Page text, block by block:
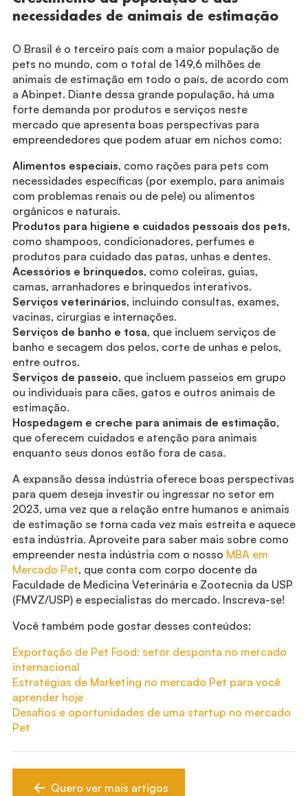
necessidades de animais de estimação
O Brasil é o terceiro país com a maior população de
pets no mundo, com o total de 149,6 milhões de
animais de estimação em todo o país, de acordo com
a Abinpet. Diante dessa grande população, há uma
forte demanda por produtos e serviços neste
mercado que apresenta boas perspectivas para
empreendedores que podem atuar em nichos como:
Alimentos especiais, como rações para pets com
necessidades específicas (por exemplo, para animais
com problemas renais ou de pele) ou alimentos
orgânicos e naturais.
Produtos para higiene e cuidados pessoais dos pets,
como shampoos, condicionadores, perfumes e
produtos para cuidado das patas, unhas e dentes.
Acessórios e brinquedos, como coleiras, guias,
camas, arranhadores e brinquedos interativos.
Serviços veterinários, incluindo consultas, exames,
vacinas, cirurgias e internações.
Serviços de banho e tosa, que incluem serviços de
banho e secagem dos pelos, corte de unhas e pelos,
entre outros.
Serviços de passeio, que incluem passeios em grupo
ou individuais para cães, gatos e outros animais de
estimação.
Hospedagem e creche para animais de estimação,
que oferecem cuidados e atenção para animais
enquanto seus donos estão fora de casa.
A expansão dessa indústria oferece boas perspectivas
para quem deseja investir ou ingressar no setor em
2023, uma vez que a relação entre humanos e animais
de estimação se torna cada vez mais estreita e aquece
esta indústria. Aproveite para saber mais sobre como
empreender nesta indústria com o nosso MBA em
Mercado Pet, que conta com corpo docente da
Faculdade de Medicina Veterinária e Zootecnia da USP
(FMVZ/USP) e especialistas do mercado. Inscreva-se!
Você também pode gostar desses conteúdos:
Exportação de Pet Food: setor desponta no mercado
internacional
Estratégias de Marketing no mercado Pet para você
aprender hoje
Desafios e oportunidades de uma startup no mercado
Pet
Quero ver mais artigos